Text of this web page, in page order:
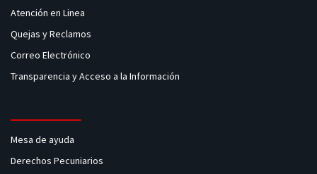
Atención en Linea
Quejas y Reclamos
Correo Electrónico
Transparencia y Acceso a la Información
Mesa de ayuda
Derechos Pecuniarios